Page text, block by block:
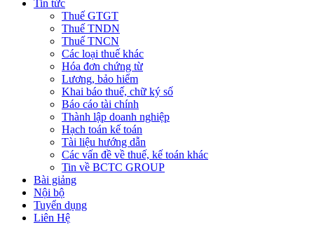
Tin tức
Thuế GTGT
Thuế TNDN
Thuế TNCN
Các loại thuế khác
Hóa đơn chứng từ
Lương, bảo hiểm
Khai báo thuế, chữ ký số
Báo cáo tài chính
Thành lập doanh nghiệp
Hạch toán kế toán
Tài liệu hướng dẫn
Các vấn đề về thuế, kế toán khác
Tin về BCTC GROUP
Bài giảng
Nội bộ
Tuyển dụng
Liên Hệ